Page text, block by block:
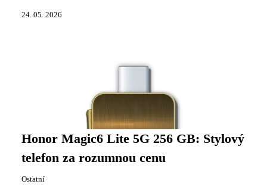
24. 05. 2026
Honor Magic6 Lite 5G 256 GB: Stylový
telefon za rozumnou cenu
Ostatní